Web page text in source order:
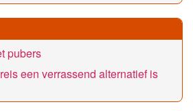
pubers
een verrassend alternatief is